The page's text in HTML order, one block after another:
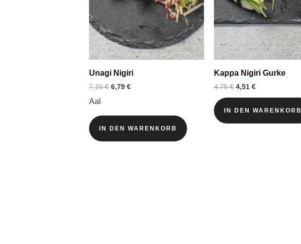
Unagi Nigiri
7,15€ Ursprünglicher
6,79 €Aktueller
Aal
IN DEN WARENKORB
Kappa Nigiri Gurke
4,75€ Ursprünglicher
4,75 €
4,51€Aktueller
4,51 €.
IN DEN WARENKORB